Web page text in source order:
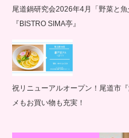
尾道鍋研究会2026年4月「野菜と
『BISTRO SIMA亭』
祝リニューアルオープン！尾道市
メもお買い物も充実！